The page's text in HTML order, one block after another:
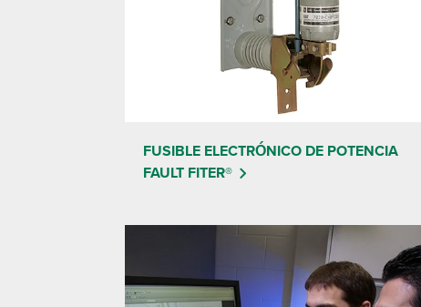
FUSIBLE ELECTRÓNICO DE POTENCIA
FAULT FITER®